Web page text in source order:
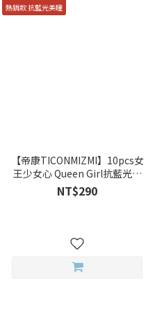
熱銷款 抗藍光美瞳
【帝康TICONMIZMI】10pcs女
王少女心 Queen Girl抗藍光彩
色日拋
NT$290